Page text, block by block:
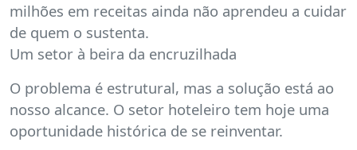
milhões em receitas ainda não aprendeu a cuidar
de quem o sustenta.
Um setor à beira da encruzilhada
O problema é estrutural, mas a solução está ao
nosso alcance. O setor hoteleiro tem hoje uma
oportunidade histórica de se reinventar.